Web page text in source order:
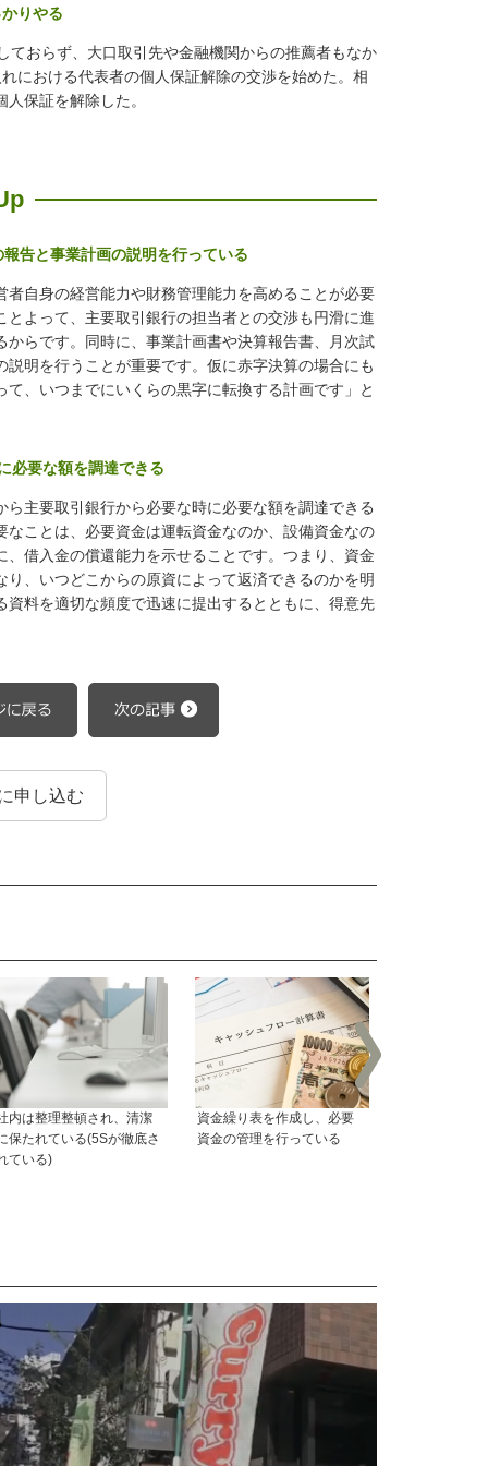
りやる
おらず、大口取引先や金融機関からの推薦者もなか
における代表者の個人保証解除の交渉を始めた。相
保証を解除した。
告と事業計画の説明を行っている
自身の経営能力や財務管理能力を高めることが必要
よって、主要取引銀行の担当者との交渉も円滑に進
らです。同時に、事業計画書や決算報告書、月次試
明を行うことが重要です。仮に赤字決算の場合にも
、いつまでにいくらの黒字に転換する計画です」と
必要な額を調達できる
主要取引銀行から必要な時に必要な額を調達できる
ことは、必要資金は運転資金なのか、設備資金なの
借入金の償還能力を示せることです。つまり、資金
、いつどこからの原資によって返済できるのかを明
料を適切な頻度で迅速に提出するとともに、得意先
申し込む
内は整理整頓され、清潔
保たれている(5Sが徹底さ
ている)
資金繰り表を作成し、必要
資金の管理を行っている